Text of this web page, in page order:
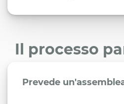
Il processo
Prevede